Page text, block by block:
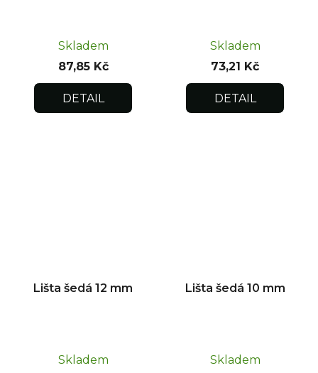
Skladem
87,85 Kč
DETAIL
Skladem
73,21 Kč
DETAIL
Lišta šedá 12 mm
Skladem
Lišta šedá 10 mm
Skladem